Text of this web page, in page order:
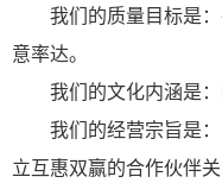
我们的质量目标是：
意率达。
我们的文化内涵是：
我们的经营宗旨是：
立互惠双赢的合作伙伴关